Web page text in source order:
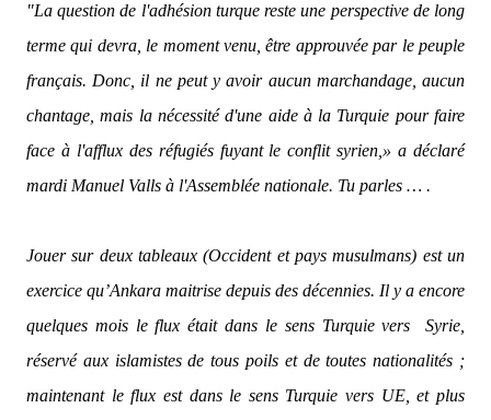
"La question de l'adhésion turque reste une perspective de long
terme qui devra, le moment venu, être approuvée par le peuple
français. Donc, il ne peut y avoir aucun marchandage, aucun
chantage, mais la nécessité d'une aide à la Turquie pour faire
face à l'afflux des réfugiés fuyant le conflit syrien,»a déclaré
mardi Manuel Valls à l'Assemblée nationale. Tu parles … .
Jouer sur deux tableaux (Occident et pays musulmans) est un
exercice qu’Ankara maitrise depuis des décennies. Il y a encore
quelques mois le flux était dans le sens Turquie vers
Syrie,
réservé aux islamistes de tous poils et de toutes nationalités ;
maintenant le flux est dans le sens Turquie vers UE, et plus